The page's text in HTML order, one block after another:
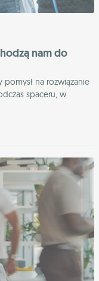
nam do
na rozwiązanie
spaceru, w